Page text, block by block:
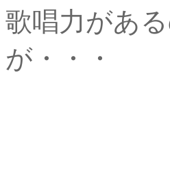
歌唱力があ
が・・・